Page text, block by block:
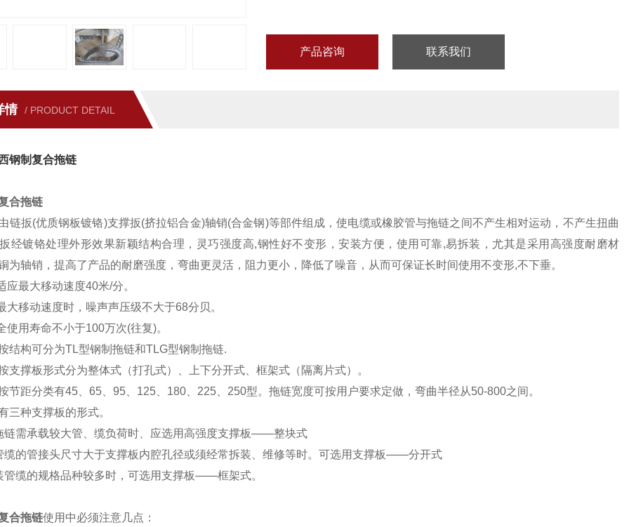
产品咨询 联系我们
情 / PRODUCT DETAIL
钢制复合拖链
合拖链
链扳(优质钢板镀铬)支撑扳(挤拉铝合金)轴销(合金钢)等部件组成，使电缆或橡胶管与拖链之间不产生相对运动，不产生扭曲
经镀铬处理外形效果新颖结构合理，灵巧强度高,钢性好不变形，安装方便，使用可靠,易拆装，尤其是采用高强度耐磨材
为轴销，提高了产品的耐磨强度，弯曲更灵活，阻力更小，降低了噪音，从而可保证长时间使用不变形,不下垂。
应最大移动速度40米/分。
大移动速度时，噪声声压级不大于68分贝。
使用寿命不小于100万次(往复)。
结构可分为TL型钢制拖链和TLG型钢制拖链.
支撑板形式分为整体式（打孔式）、上下分开式、框架式（隔离片式）。
节距分类有45、65、95、125、180、225、250型。拖链宽度可按用户要求定做，弯曲半径从50-800之间。
三种支撑板的形式。
链需承载较大管、缆负荷时、应选用高强度支撑板——整块式
缆的管接头尺寸大于支撑板内腔孔径或须经常拆装、维修等时。可选用支撑板——分开式
管缆的规格品种较多时，可选用支撑板——框架式。
合拖链使用中必须注意几点：